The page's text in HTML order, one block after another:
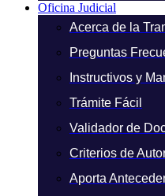
Oficina Judicial
Acerca de la
Preguntas
Instructivos y
Trámite Fácil
Validador de
Criterios de
Aporta